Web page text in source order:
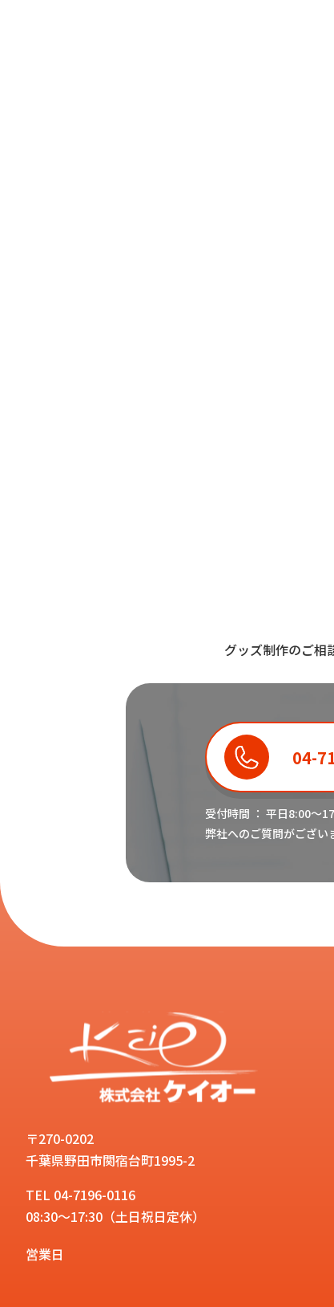
グッズ制作のご相
04-
受付時間 ： 平日8:00〜
弊社へのご質問がござい
〒270-0202
千葉県野田市関宿台町1995-2
TEL 04-7196-0116
08:30～17:30（土日祝日定休）
営業日